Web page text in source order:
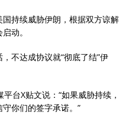
持续威胁伊朗，根据双方谅解
动。
不达成协议就“彻底了结”伊
台X贴文说：“如果威胁持续，
你们的签字承诺。”